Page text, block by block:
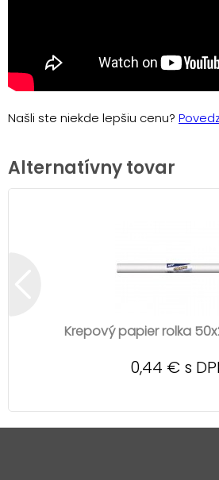
Našli ste niekde lepšiu cenu?
Alternatívny tovar
Krepový papier rolka
0,44 € s